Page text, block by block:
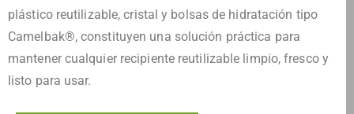
plástico reutilizable, cristal y bolsas de hidratación tipo
Camelbak®, constituyen una solución práctica para
mantener cualquier recipiente reutilizable limpio, fresco y
listo para usar.